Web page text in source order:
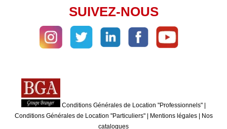
SUIVEZ-NOUS
Conditions Générales de Location "Professionnels"
Conditions Générales de Location "Particuliers"| Mentions légales|
Nos
catalogues